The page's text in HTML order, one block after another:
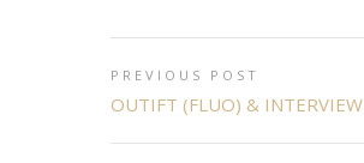
PREVIOUS POST
OUTIFT (FLUO) & INTERVIEW